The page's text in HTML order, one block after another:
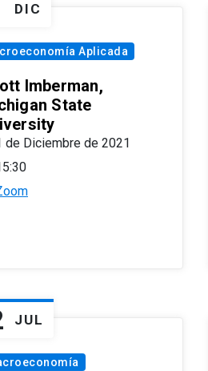
DIC
Aplicada
Imberman,
State
de Diciembre de 2021
JUL